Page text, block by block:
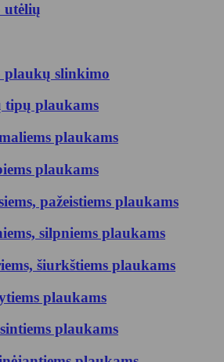
utėlių
plaukų slinkimo
tipų plaukams
plaukams
plaukams
pažeistiems plaukams
silpniems plaukams
šiurkštiems plaukams
plaukams
plaukams